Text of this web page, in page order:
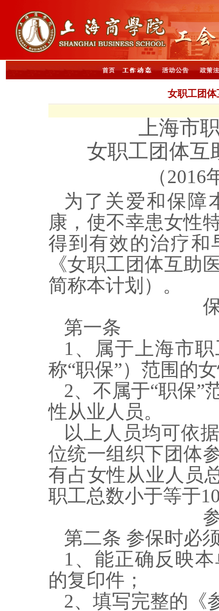
女职工团
上海市
女职工团体互
（2016
为了关爱和保障
康，使不幸患女性
得到有效的治疗和
《女职工团体互助
简称本计划）。
第一条
1 、属于上海市
称“职保”）范围的
2、不属于“职保”
性从业人员。
以上人员均可依
位统一组织下团体
有占女性从业人员
职工总数小于等于
第二条 参保时必
1 、能正确反映
的复印件；
2、填写完整的《